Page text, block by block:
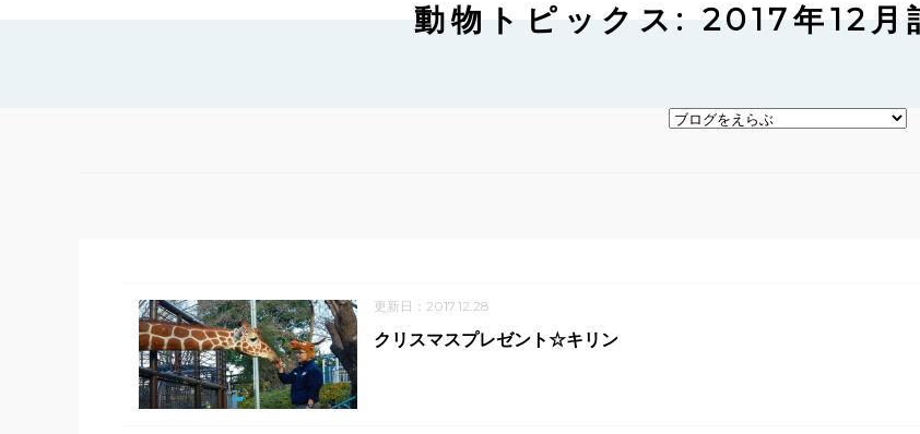
動物トピックス: 2017年12月
更新日：2017.12.28
クリスマスプレゼント☆キリン